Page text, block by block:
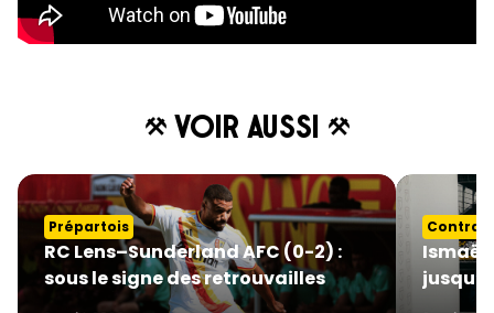
Voir aussi
Prépartois
RC Lens–Sunderland AFC (0-2) :
sous le signe des retrouvailles
Contrat